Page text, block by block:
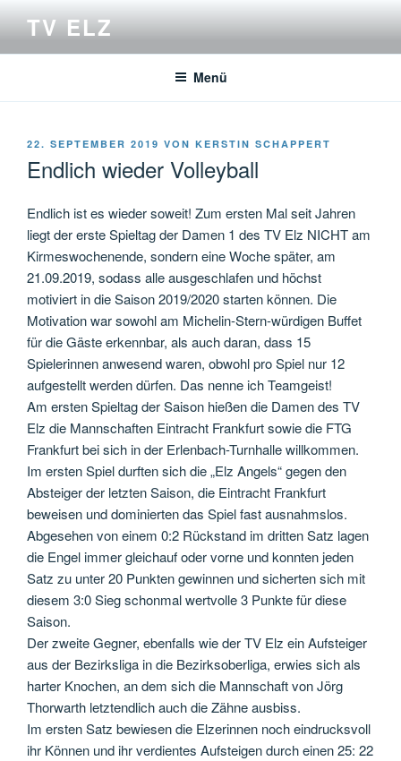
springen
TV ELZ
Menü
VERÖFFENTLICHT
22. SEPTEMBER 2019 VON KERSTIN SCHAPPERT
Endlich wieder Volleyball
Endlich ist es wieder soweit! Zum ersten Mal seit Jahren
liegt der erste Spieltag der Damen 1 des TV Elz NICHT am
Kirmeswochenende, sondern eine Woche später, am
21.09.2019, sodass alle ausgeschlafen und höchst
motiviert in die Saison 2019/2020 starten können. Die
Motivation war sowohl am Michelin-Stern-würdigen Buffet
für die Gäste erkennbar, als auch daran, dass 15
Spielerinnen anwesend waren, obwohl pro Spiel nur 12
aufgestellt werden dürfen. Das nenne ich Teamgeist!
Am ersten Spieltag der Saison hießen die Damen des TV
Elz die Mannschaften Eintracht Frankfurt sowie die FTG
Frankfurt bei sich in der Erlenbach-Turnhalle willkommen.
Im ersten Spiel durften sich die „Elz Angels“ gegen den
Absteiger der letzten Saison, die Eintracht Frankfurt
beweisen und dominierten das Spiel fast ausnahmslos.
Abgesehen von einem 0:2 Rückstand im dritten Satz lagen
die Engel immer gleichauf oder vorne und konnten jeden
Satz zu unter 20 Punkten gewinnen und sicherten sich mit
diesem 3:0 Sieg schonmal wertvolle 3 Punkte für diese
Saison.
Der zweite Gegner, ebenfalls wie der TV Elz ein Aufsteiger
aus der Bezirksliga in die Bezirksoberliga, erwies sich als
harter Knochen, an dem sich die Mannschaft von Jörg
Thorwarth letztendlich auch die Zähne ausbiss.
Im ersten Satz bewiesen die Elzerinnen noch eindrucksvoll
ihr Können und ihr verdientes Aufsteigen durch einen 25: 22